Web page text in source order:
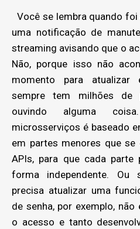
Você se lembra quando
uma notificação de
streaming avisando que o
Não, porque isso não
momento para atualizar
sempre tem milhões de
ouvindo alguma
microsserviços é baseado
em partes menores que
APIs, para que cada parte
forma independente. Ou
precisa atualizar uma
de senha, por exemplo,
o acesso e tanto